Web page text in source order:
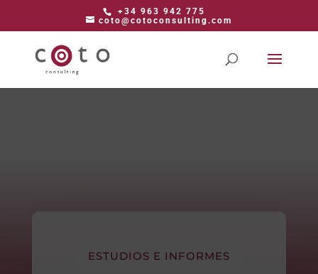
+34 963 942 775
coto@cotoconsulting.com
ESTUDIOS E INFORMES